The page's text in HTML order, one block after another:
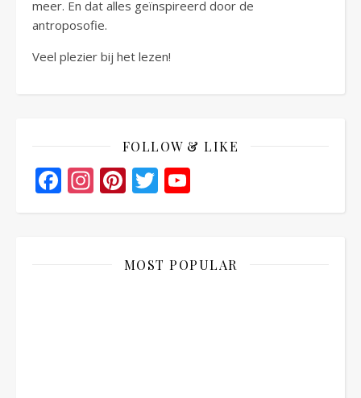
meer. En dat alles geïnspireerd door de
antroposofie.
Veel plezier bij het lezen!
FOLLOW & LIKE
Facebook
Instagram
Pinterest
Twitter
Channel
MOST POPULAR